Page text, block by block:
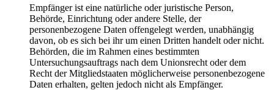
Empfänger ist eine natürliche oder juristische Person,
Behörde, Einrichtung oder andere Stelle, der
personenbezogene Daten offengelegt werden, unabhängig
davon, ob es sich bei ihr um einen Dritten handelt oder nicht.
Behörden, die im Rahmen eines bestimmten
Untersuchungsauftrags nach dem Unionsrecht oder dem
Recht der Mitgliedstaaten möglicherweise personenbezogene
Daten erhalten, gelten jedoch nicht als Empfänger.